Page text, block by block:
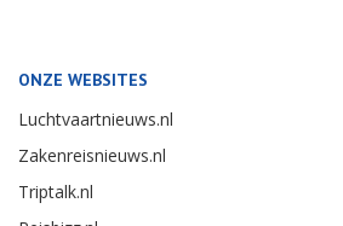
ONZE WEBSITES
Luchtvaartnieuws.nl
Zakenreisnieuws.nl
Triptalk.nl